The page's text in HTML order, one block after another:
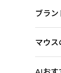
ブラン
マウス